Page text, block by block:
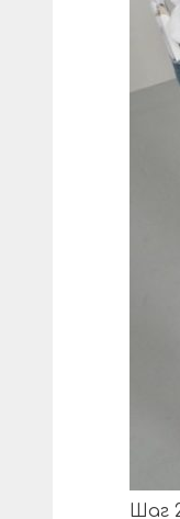
Шаг